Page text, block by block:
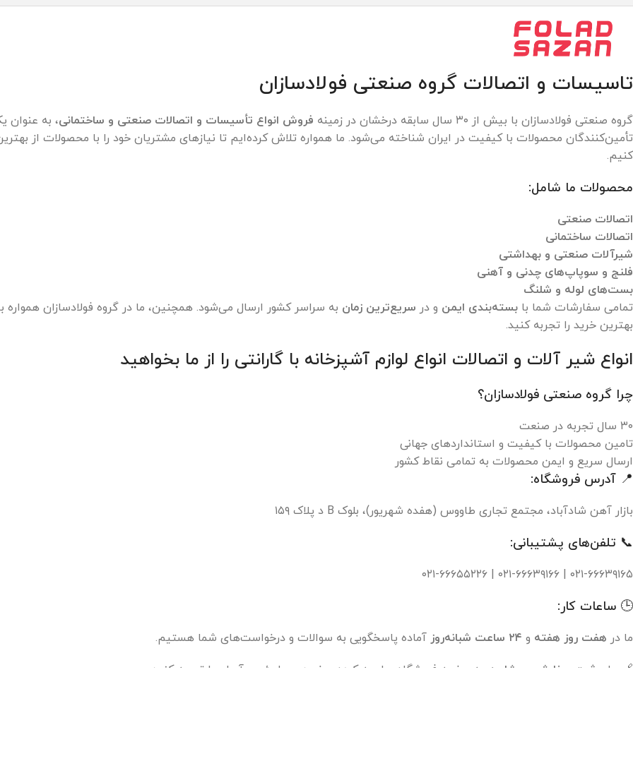
تاسیسات و اتصالات گروه صنعتی فولادسازان
گروه صنعتی فولادسازان با بیش از ۳۰ سال سابقه درخشان در زمینه فروش انواع تأسیسات و اتصالات صنعتی و ساختمانی، به عنوان
تأمین‌کنندگان محصولات با کیفیت در ایران شناخته می‌شود. ما همواره تلاش کرده‌ایم تا نیازهای مشتریان خود را با محصولات از
کنیم.
محصولات ما شامل:
اتصالات صنعتی
اتصالات ساختمانی
شیرآلات صنعتی و بهداشتی
فلنج و سوپاپ‌های چدنی و آهنی
بست‌های لوله و شلنگ
تمامی سفارشات شما با بسته‌بندی ایمن و در سریع‌ترین زمان به سراسر کشور ارسال می‌شود. همچنین، ما در گروه فولادسازان
بهترین خرید را تجربه کنید.
انواع شیر آلات و اتصالات انواع لوازم آشپزخانه با گارانتی را از ما بخواهید
چرا گروه صنعتی فولادسازان؟
۳۰ سال تجربه در صنعت
تامین محصولات با کیفیت و استانداردهای جهانی
ارسال سریع و ایمن محصولات به تمامی نقاط کشور
📍 آدرس فروشگاه:
بازار آهن شادآباد، مجتمع تجاری طاووس (هفده شهریور)، بلوک B د پلاک ۱۵۹
📞 تلفن‌های پشتیبانی:
۰۲۱-۶۶۶۳۹۱۶۵ | ۰۲۱-۶۶۶۳۹۱۶۶ | ۰۲۱-۶۶۶۵۵۲۲۶
🕒 ساعات کار:
ما در هفت روز هفته و ۲۴ ساعت شبانه‌روز آماده پاسخگویی به سوالات و درخواست‌های شما هستیم.
🔗 برای ثبت سفارش مشاوره ، به صفحه فروشگاه مراجعه کرده و خریدی مطمئن و آسان را تجربه کنید.